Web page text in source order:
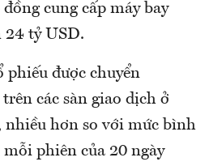
cung cấp máy bay
tỷ USD.
phiếu được chuyển
các sàn giao dịch ở
nhiều hơn so với mức bình
phiên của 20 ngày